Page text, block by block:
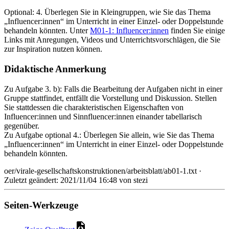
Optional: 4. Überlegen Sie in Kleingruppen, wie Sie das Thema
„Influencer:innen“ im Unterricht in einer Einzel- oder Doppelstunde
behandeln könnten. UnterM01-1: Influencer:innen finden Sie einige
Links mit Anregungen, Videos und Unterrichtsvorschlägen, die Sie
zur Inspiration nutzen können.
Didaktische Anmerkung
Zu Aufgabe 3. b): Falls die Bearbeitung der Aufgaben nicht in einer
Gruppe stattfindet, entfällt die Vorstellung und Diskussion. Stellen
Sie stattdessen die charakteristischen Eigenschaften von
Influencer:innen und Sinnfluencer:innen einander tabellarisch
gegenüber.
Zu Aufgabe optional 4.: Überlegen Sie allein, wie Sie das Thema
„Influencer:innen“ im Unterricht in einer Einzel- oder Doppelstunde
behandeln könnten.
oer/virale-gesellschaftskonstruktionen/arbeitsblatt/ab01-1.txt ·
Zuletzt geändert: 2021/11/04 16:48 von stezi
Seiten-Werkzeuge